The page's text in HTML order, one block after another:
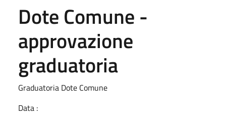
Dote Comune -
approvazione
graduatoria
Graduatoria Dote Comune
Data :